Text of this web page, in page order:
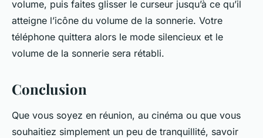
volume, puis faites glisser le curseur jusqu’à ce qu’il
atteigne l’icône du volume de la sonnerie. Votre
téléphone quittera alors le mode silencieux et le
volume de la sonnerie sera rétabli.
Conclusion
Que vous soyez en réunion, au cinéma ou que vous
souhaitiez simplement un peu de tranquillité, savoir